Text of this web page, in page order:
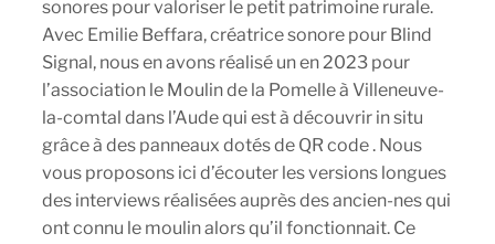
sonores pour valoriser le petit patrimoine rurale.
Avec Emilie Beffara, créatrice sonore pour Blind
Signal, nous en avons réalisé un en 2023 pour
l’association le Moulin de la Pomelle à Villeneuve-
la-comtal dans l’Aude qui est à découvrir in situ
grâce à des panneaux dotés de QR code . Nous
vous proposons ici d’écouter les versions longues
des interviews réalisées auprès des ancien-nes qui
ont connu le moulin alors qu’il fonctionnait. Ce